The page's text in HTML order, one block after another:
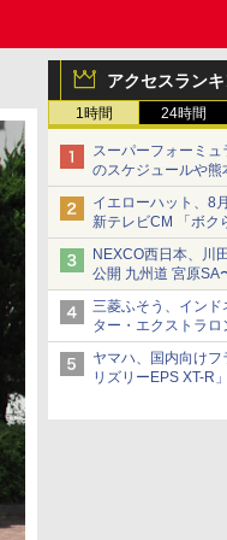
アクセスラン
1時間 24時間
スーパーフォーミ
のスケジュールや
を紹介
イエローハット、8
新テレビCM 「ボク
107名が参画
NEXCO西日本、川
公開 九州道 宮原SA
車両を通行可能に
三菱ふそう、イン
ター・エクストラ
ックベースの観光
ヤマハ、国内向け
リズリーEPS XT-R